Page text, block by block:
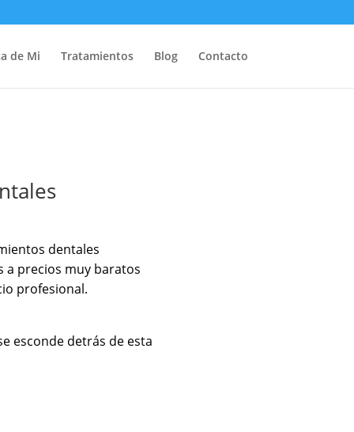
de Mi Tratamientos Blog Contacto
dentales
a precios muy baratos
profesional.
esconde detrás de esta